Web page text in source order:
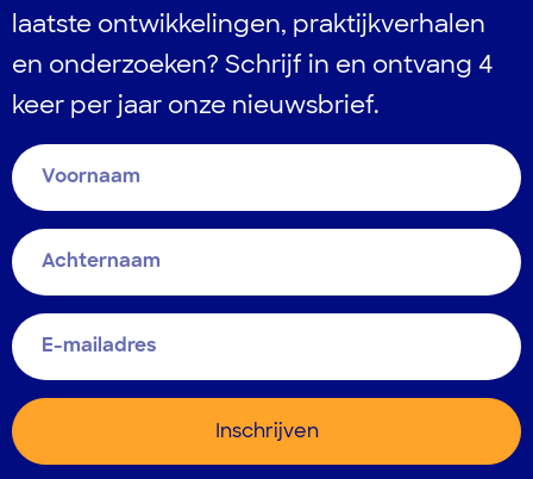
laatste ontwikkelingen, praktijkverhalen
en onderzoeken? Schrijf in en ontvang 4
keer per jaar onze nieuwsbrief.
Inschrijven